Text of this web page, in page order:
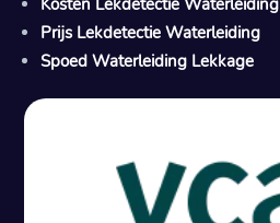
Prijs Lekdetectie Waterleiding
Spoed Waterleiding Lekkage